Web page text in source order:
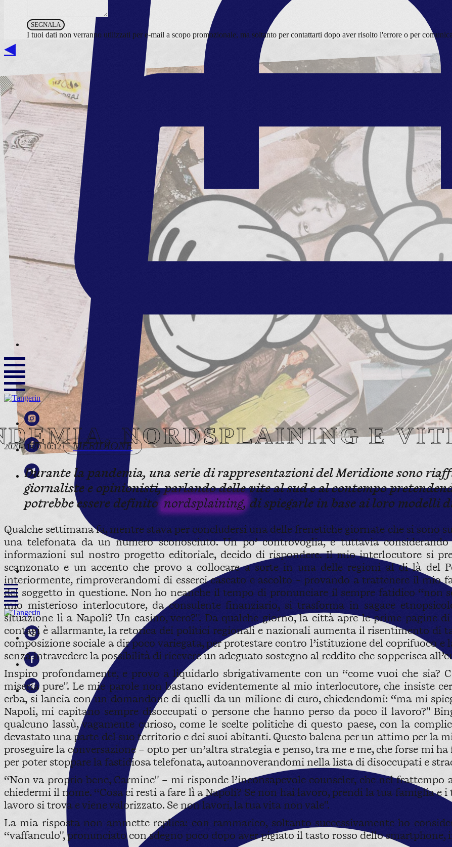
SEGNALA
I tuoi dati non verranno utilizzati per e-mail a scopo promozionale, ma soltanto per contattarti dopo aver risolto l'errore o per
◀
2020-11-20 10:12 MERIDIONENORDSPLAINING E
Durante la pandemia, una serie di rappresentazioni del Meridione sono
giornaliste e opinionisti, parlando delle vite al sud e al contempo
potrebbe essere definito nordsplaining,di spiegarle in base ai loro modelli
Qualche settimana fa, mentre stava per concludersi una delle frenetiche giornate che si sono
una telefonata da un numero sconosciuto. Un po’ controvoglia, e tuttavia
informazioni sul nostro progetto editoriale, decido di rispondere. Il mio interlocutore si
scanzonato e un accento che provo a collocare a sorte in una delle regioni al di là del
interiormente, rimproverandomi di esserci cascato e ascolto - provando a trattenere il mio
del soggetto in questione. Non ho neanche il tempo di pronunciare il sempre fatidico “non
mio misterioso interlocutore, da consulente finanziario, si trasforma in sagace
situazione lì a Napoli? Un casino, vero?". Da qualche giorno, la città apre le prime
contagi è allarmante, la retorica dei politici regionali e nazionali aumenta il risentimento di
composizione sociale a dir poco variegata, per protestare contro l’istituzione del coprifuoco
senza intravedere la possibilità di ricevere un adeguato sostegno al reddito che sopperisca
Inspiro profondamente, e provo a liquidarlo sbrigativamente con un “come vuoi che
miseria pure". Le mie parole non bastano evidentemente al mio interlocutore, che insiste
erba, si lancia con un domandone di quelli da un milione di euro, chiedendomi: “ma mi
Napoli, mi capitano sempre disoccupati o persone che hanno perso da poco il lavoro?"
qualcuno lassù, vagamente curioso, come le scelte politiche di questo paese, con la
devastato una parte del suo territorio e dei suoi abitanti. Questo balena per un attimo per la
proseguire la conversazione – opto per un’altra strategia e penso, tra me e me, che forse mi
per poter stoppare la fastidiosa telefonata, autoannoverandomi nella lista di disoccupati e
“Non va proprio bene, Carmine" – mi risponde l’inconsapevole counseler, che nel
chiedermi il nome. “Cosa ci resti a fare lì a Napoli? Se non hai lavoro, prendi la tua famiglia e
lavoro si trova e viene valorizzato. Se non lavori, la tua vita non vale".
La mia risposta non ammette replica: con rammarico, soltanto successivamente ho
“vaffanculo", pronunciato con sdegno poco dopo aver pigiato il tasto rosso dello